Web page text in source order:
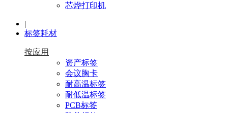
芯烨打印机
|
标签耗材
按应用
资产标签
会议胸卡
耐高温标签
耐低温标签
PCB标签